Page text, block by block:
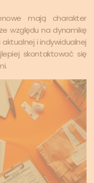
mają charakter
względu na dynamikę
i indywidualnej
skontaktować się